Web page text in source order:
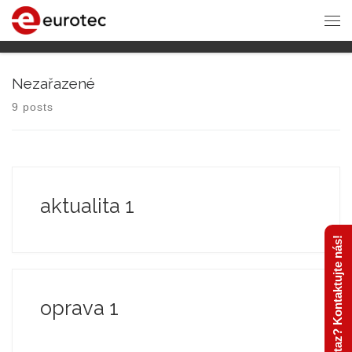
Nezařazené
9 posts
aktualita 1
oprava 1 Máte dotaz? Kontaktujte nás!